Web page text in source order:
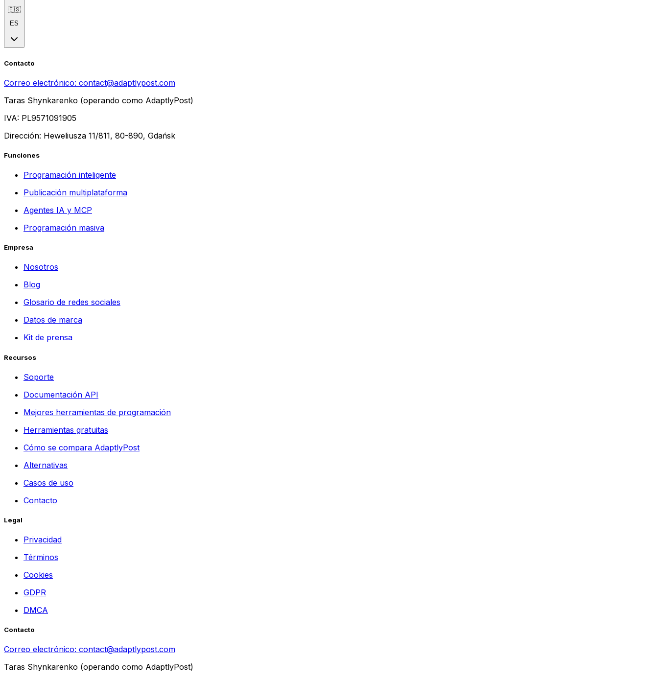
🇪🇸
ES
Contacto
Correo electrónico: contact@adaptlypost.com
Taras Shynkarenko (operando como AdaptlyPost)
IVA: PL9571091905
Dirección: Heweliusza 11/811, 80-890, Gdańsk
Funciones
Programación inteligente
Publicación multiplataforma
Agentes IA y MCP
Programación masiva
Empresa
Nosotros
Blog
Glosario de redes sociales
Datos de marca
Kit de prensa
Recursos
Soporte
Documentación API
Mejores herramientas de programación
Herramientas gratuitas
Cómo se compara AdaptlyPost
Alternativas
Casos de uso
Contacto
Legal
Privacidad
Términos
Cookies
GDPR
DMCA
Contacto
Correo electrónico: contact@adaptlypost.com
Taras Shynkarenko (operando como AdaptlyPost)